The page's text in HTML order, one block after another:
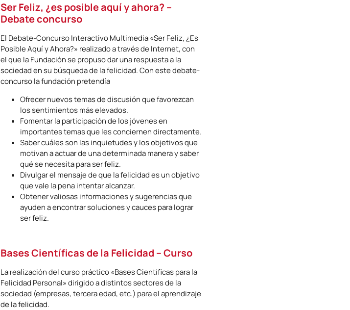
Ser Feliz, ¿es posible aquí y ahora? –
Debate concurso
El Debate-Concurso Interactivo Multimedia «Ser Feliz, ¿Es
Posible Aquí y Ahora?» realizado a través de Internet, con
el que la Fundación se propuso dar una respuesta a la
sociedad en su búsqueda de la felicidad. Con este debate-
concurso la fundación pretendía
Ofrecer nuevos temas de discusión que favorezcan
los sentimientos más elevados.
Fomentar la participación de los jóvenes en
importantes temas que les conciernen directamente.
Saber cuáles son las inquietudes y los objetivos que
motivan a actuar de una determinada manera y saber
qué se necesita para ser feliz.
Divulgar el mensaje de que la felicidad es un objetivo
que vale la pena intentar alcanzar.
Obtener valiosas informaciones y sugerencias que
ayuden a encontrar soluciones y cauces para lograr
ser feliz.
Bases Científicas de la Felicidad – Curso
La realización del curso práctico «Bases Científicas para la
Felicidad Personal» dirigido a distintos sectores de la
sociedad (empresas, tercera edad, etc.) para el aprendizaje
de la felicidad.